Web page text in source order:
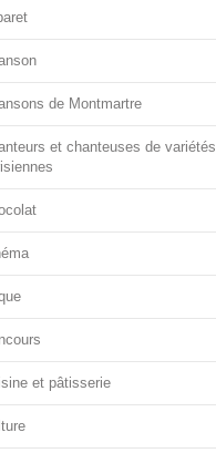
de Montmartre
et chanteuses de variétés
et pâtisserie